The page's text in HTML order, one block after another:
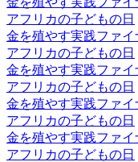
アフリカの子どもの日
金を殖やす実践ファ
アフリカの子どもの日
金を殖やす実践ファ
アフリカの子どもの日
金を殖やす実践ファ
アフリカの子どもの日
金を殖やす実践ファ
アフリカの子どもの日